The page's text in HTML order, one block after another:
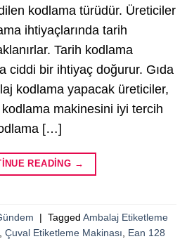
kodlama türüdür. Üreticiler
ihtiyaçlarında tarih
Tarih kodlama
ciddi bir ihtiyaç doğurur. Gıda
kodlama yapacak üreticiler,
makinesini iyi tercih
[…]
READING →
| Tagged Ambalaj Etiketleme
Çuval Etiketleme Makinası
Ean 128